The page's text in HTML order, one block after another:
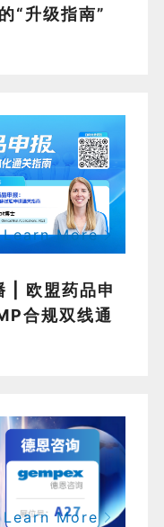
“升级指南”
| 欧盟药品申
合规双线通
Learn More
Learn More